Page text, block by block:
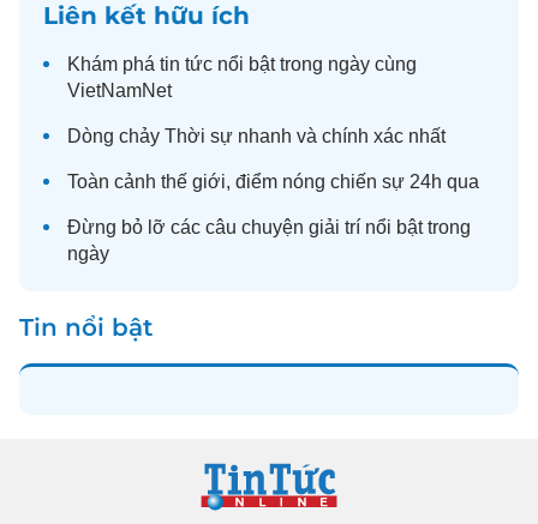
Liên kết hữu ích
Khám phá tin tức nổi bật trong ngày cùng
VietNamNet
Dòng chảy Thời sự nhanh và chính xác nhất
Toàn cảnh thế giới, điểm nóng chiến sự 24h qua
Đừng bỏ lỡ các câu chuyện giải trí nổi bật trong
ngày
Tin nổi bật